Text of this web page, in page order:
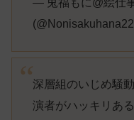
— 兎福もに@絵仕
深層組のいじめ騒
演者がハッキリあ